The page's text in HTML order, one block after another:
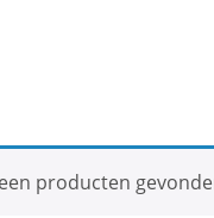
producten